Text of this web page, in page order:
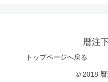
暦注
トップページへ戻る
© 2018 暦